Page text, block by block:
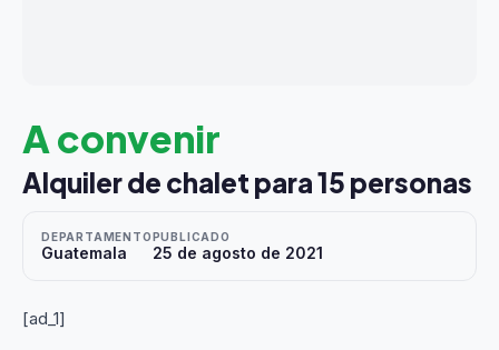
A convenir
Alquiler de chalet para 15 personas
DEPARTAMENTO
Guatemala
PUBLICADO
25 de agosto de 2021
[ad_1]